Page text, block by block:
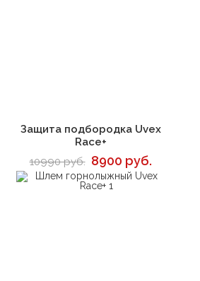
В корзину
Защита подбородка Uvex
Race+
10990 руб. 8900 руб.